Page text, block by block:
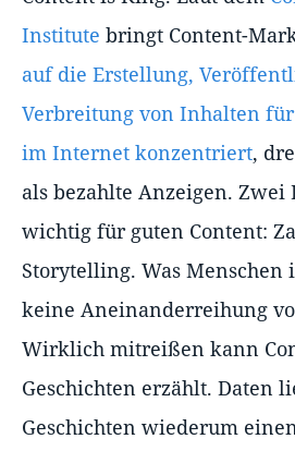
Institute bringt Content-
auf die Erstellung,
Verbreitung von Inhalten
im Internet konzentriert,
als bezahlte Anzeigen. Zwei
wichtig für guten Content:
Storytelling. Was Menschen
keine Aneinanderreihung
Wirklich mitreißen kann
Geschichten erzählt. Daten
Geschichten wiederum